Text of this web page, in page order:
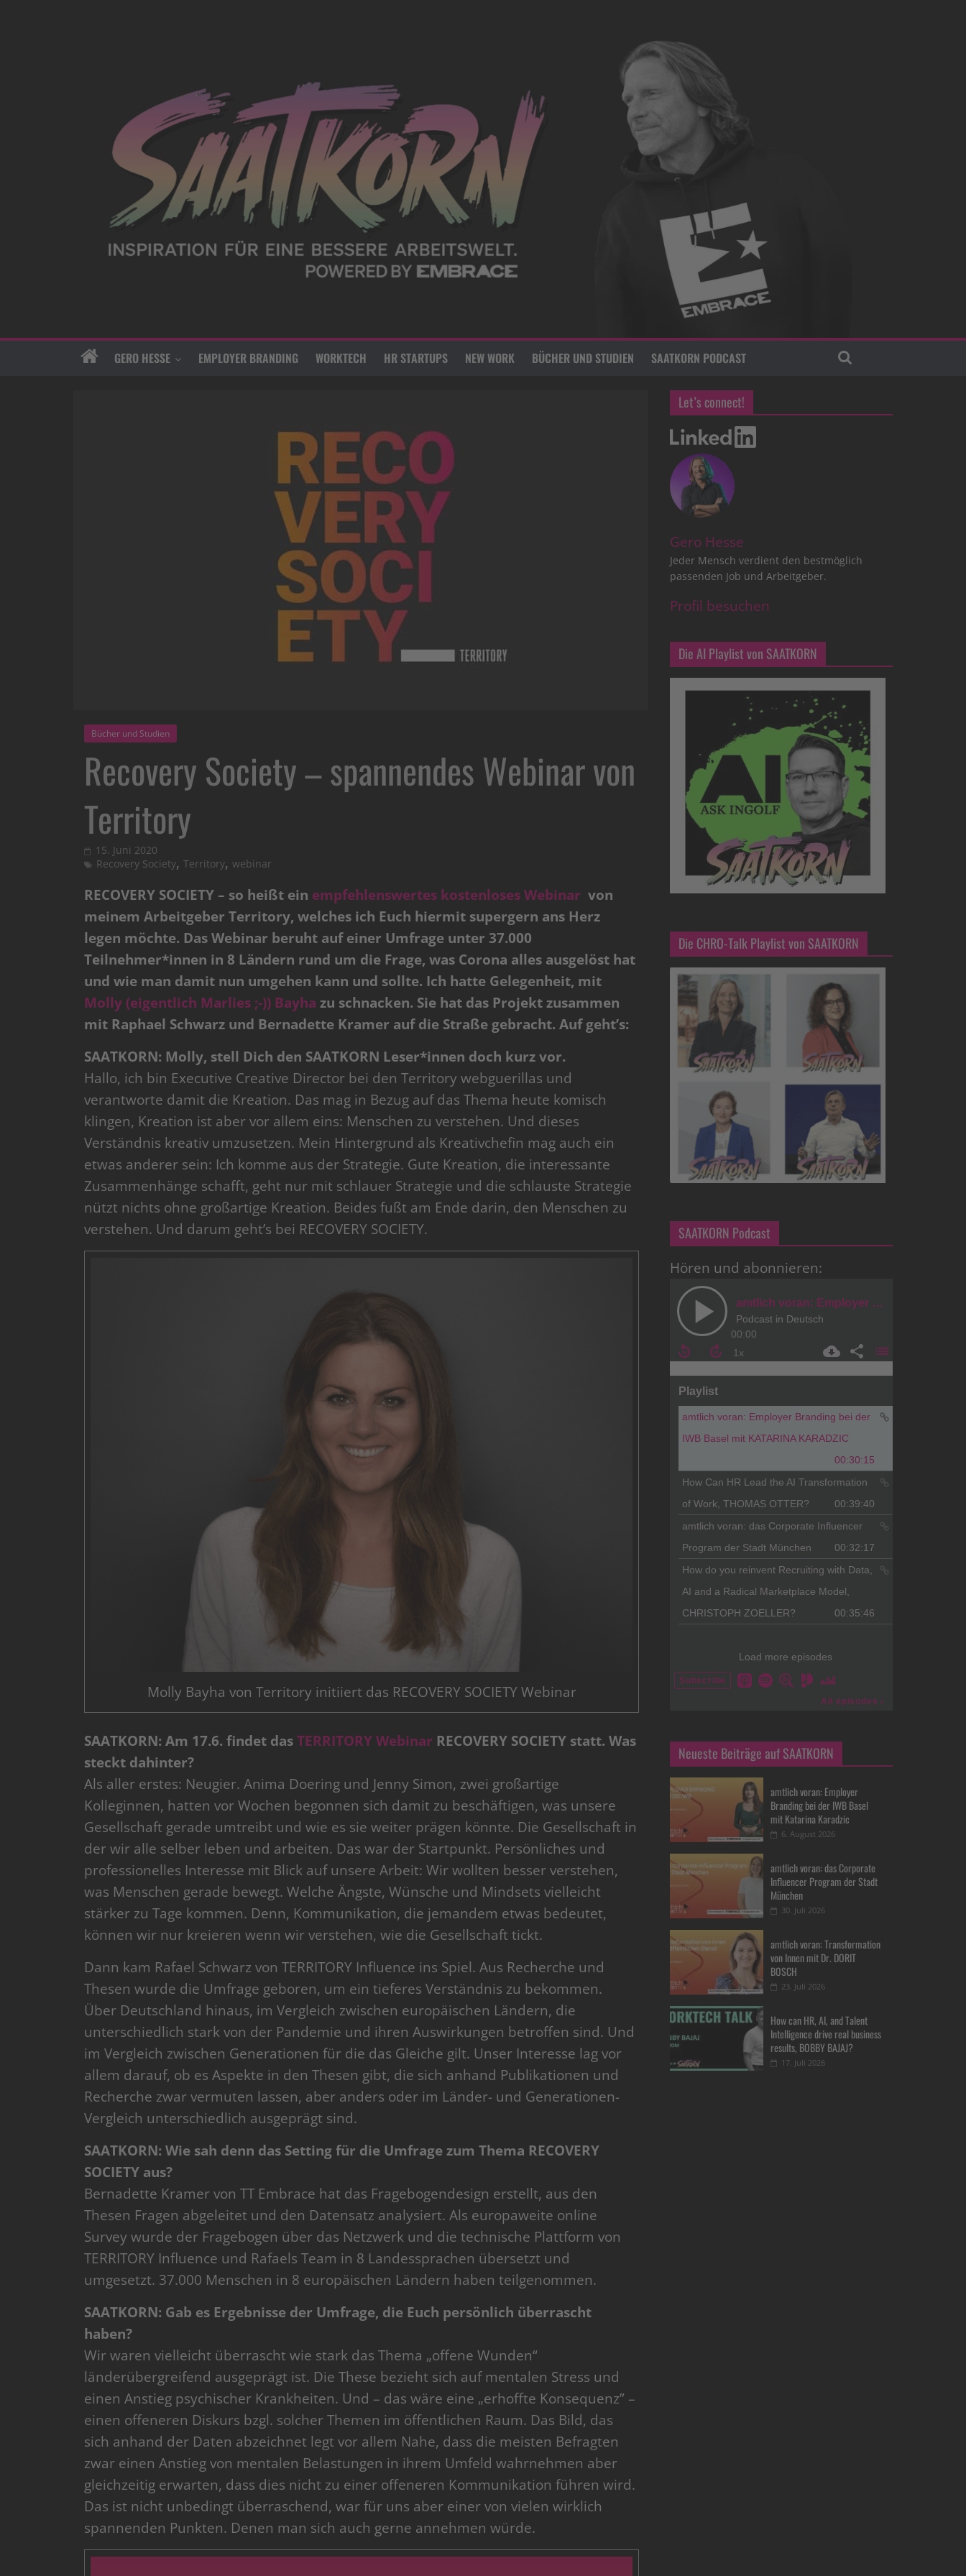
GERO HESSE EMPLOYER BRANDING WORKTECH HR STARTUPS NEW WORK BÜCHER UND STUDIEN SAATKORN PODCAST
Bücher und Studien
Recovery Society – spannendes Webinar von
Territory
15. Juni 2020
Recovery Society, Territory, webinar
RECOVERY SOCIETY – so heißt ein empfehlenswertes kostenloses Webinar von
meinem Arbeitgeber Territory, welches ich Euch hiermit supergern ans Herz
legen möchte. Das Webinar beruht auf einer Umfrage unter 37.000
Teilnehmer*innen in 8 Ländern rund um die Frage, was Corona alles ausgelöst hat
und wie man damit nun umgehen kann und sollte. Ich hatte Gelegenheit, mit
Molly (eigentlich Marlies ;-)) Bayha zu schnacken. Sie hat das Projekt zusammen
mit Raphael Schwarz und Bernadette Kramer auf die Straße gebracht. Auf geht’s:
SAATKORN: Molly, stell Dich den SAATKORN Leser*innen doch kurz vor.
Hallo, ich bin Executive Creative Director bei den Territory webguerillas und
verantworte damit die Kreation. Das mag in Bezug auf das Thema heute komisch
klingen, Kreation ist aber vor allem eins: Menschen zu verstehen. Und dieses
Verständnis kreativ umzusetzen. Mein Hintergrund als Kreativchefin mag auch ein
etwas anderer sein: Ich komme aus der Strategie. Gute Kreation, die interessante
Zusammenhänge schafft, geht nur mit schlauer Strategie und die schlauste Strategie
nützt nichts ohne großartige Kreation. Beides fußt am Ende darin, den Menschen zu
verstehen. Und darum geht’s bei RECOVERY SOCIETY.
Molly Bayha von Territory initiiert das RECOVERY SOCIETY Webinar
SAATKORN: Am 17.6. findet dasTERRITORY Webinar RECOVERY SOCIETY statt. Was
steckt dahinter?
Als aller erstes: Neugier. Anima Doering und Jenny Simon, zwei großartige
Kolleginnen, hatten vor Wochen begonnen sich damit zu beschäftigen, was unsere
Gesellschaft gerade umtreibt und wie es sie weiter prägen könnte. Die Gesellschaft in
der wir alle selber leben und arbeiten. Das war der Startpunkt. Persönliches und
professionelles Interesse mit Blick auf unsere Arbeit: Wir wollten besser verstehen,
was Menschen gerade bewegt. Welche Ängste, Wünsche und Mindsets vielleicht
stärker zu Tage kommen. Denn, Kommunikation, die jemandem etwas bedeutet,
können wir nur kreieren wenn wir verstehen, wie die Gesellschaft tickt.
Dann kam Rafael Schwarz von TERRITORY Influence ins Spiel. Aus Recherche und
Thesen wurde die Umfrage geboren, um ein tieferes Verständnis zu bekommen.
Über Deutschland hinaus, im Vergleich zwischen europäischen Ländern, die
unterschiedlich stark von der Pandemie und ihren Auswirkungen betroffen sind. Und
im Vergleich zwischen Generationen für die das Gleiche gilt. Unser Interesse lag vor
allem darauf, ob es Aspekte in den Thesen gibt, die sich anhand Publikationen und
Recherche zwar vermuten lassen, aber anders oder im Länder- und Generationen-
Vergleich unterschiedlich ausgeprägt sind.
SAATKORN: Wie sah denn das Setting für die Umfrage zum Thema RECOVERY
SOCIETY aus?
Bernadette Kramer von TT Embrace hat das Fragebogendesign erstellt, aus den
Thesen Fragen abgeleitet und den Datensatz analysiert. Als europaweite online
Survey wurde der Fragebogen über das Netzwerk und die technische Plattform von
TERRITORY Influence und Rafaels Team in 8 Landessprachen übersetzt und
umgesetzt. 37.000 Menschen in 8 europäischen Ländern haben teilgenommen.
SAATKORN: Gab es Ergebnisse der Umfrage, die Euch persönlich überrascht
haben?
Wir waren vielleicht überrascht wie stark das Thema „offene Wunden“
länderübergreifend ausgeprägt ist. Die These bezieht sich auf mentalen Stress und
einen Anstieg psychischer Krankheiten. Und – das wäre eine „erhoffte Konsequenz” –
einen offeneren Diskurs bzgl. solcher Themen im öffentlichen Raum. Das Bild, das
sich anhand der Daten abzeichnet legt vor allem Nahe, dass die meisten Befragten
zwar einen Anstieg von mentalen Belastungen in ihrem Umfeld wahrnehmen aber
gleichzeitig erwarten, dass dies nicht zu einer offeneren Kommunikation führen wird.
Das ist nicht unbedingt überraschend, war für uns aber einer von vielen wirklich
spannenden Punkten. Denen man sich auch gerne annehmen würde.
Let’s connect!
Gero Hesse
Jeder Mensch verdient den bestmöglich
passenden Job und Arbeitgeber.
Profil besuchen
Die AI Playlist von SAATKORN
Die CHRO-Talk Playlist von SAATKORN
SAATKORN Podcast
Hören und abonnieren:
Neueste Beiträge auf SAATKORN
amtlich voran: Employer
Branding bei der IWB Basel
mit Katarina Karadzic
6. August 2026
amtlich voran: das Corporate
Influencer Program der Stadt
München
30. Juli 2026
amtlich voran: Transformation
von Innen mit Dr. DORIT
BOSCH
23. Juli 2026
How can HR, AI, and Talent
Intelligence drive real business
results, BOBBY BAJAJ?
17. Juli 2026